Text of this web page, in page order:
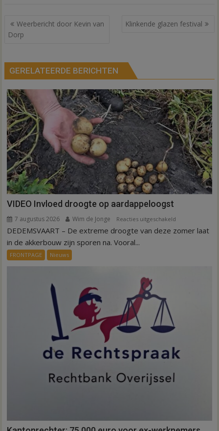
Bericht
navigatie
Weerbericht door Kevin van
Dorp
Klinkende glazen festival
GERELATEERDE BERICHTEN
VIDEO Invloed droogte op aardappeloogst
7 augustus 2026 Wim de Jonge Reacties uitgeschakeld
VIDEO
DEDEMSVAART – De extreme droogte van deze zomer laat
in de akkerbouw zijn sporen na. Vooral...
FRONTPAGE Nieuws